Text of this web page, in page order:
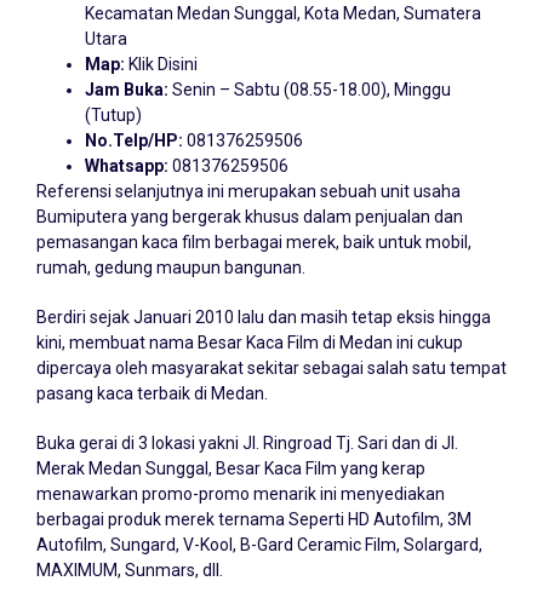
Kecamatan Medan Sunggal, Kota Medan, Sumatera
Utara
Map: Klik Disini
Jam Buka: Senin – Sabtu (08.55-18.00), Minggu
(Tutup)
No.Telp/HP: 081376259506
Whatsapp: 081376259506
Referensi selanjutnya ini merupakan sebuah unit usaha
Bumiputera yang bergerak khusus dalam penjualan dan
pemasangan kaca film berbagai merek, baik untuk mobil,
rumah, gedung maupun bangunan.
Berdiri sejak Januari 2010 lalu dan masih tetap eksis hingga
kini, membuat nama Besar Kaca Film di Medan ini cukup
dipercaya oleh masyarakat sekitar sebagai salah satu tempat
pasang kaca terbaik di Medan.
Buka gerai di 3 lokasi yakni Jl. Ringroad Tj. Sari dan di Jl.
Merak Medan Sunggal, Besar Kaca Film yang kerap
menawarkan promo-promo menarik ini menyediakan
berbagai produk merek ternama Seperti HD Autofilm, 3M
Autofilm, Sungard, V-Kool, B-Gard Ceramic Film, Solargard,
MAXIMUM, Sunmars, dll.